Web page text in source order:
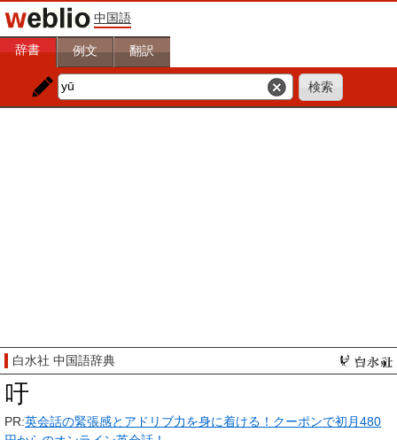
中国語
辞書 例文 翻訳
白水社 中国語辞典
吁
PR:英会話の緊張感とアドリブ力を身に着ける！クーポンで初月480